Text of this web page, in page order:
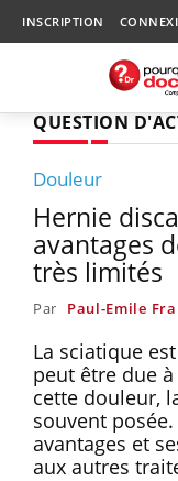
INSCRIPTION
QUESTION
Douleur
Hernie
avantages
très limités
Par Paul-Emile
La sciatique
peut être due
cette douleur,
souvent
avantages et
aux autres